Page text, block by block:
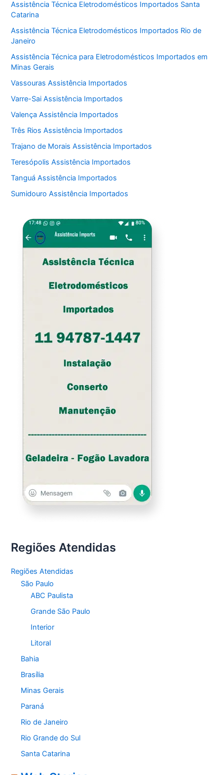
Assistência Técnica Eletrodomésticos Importados Santa
Catarina
Assistência Técnica Eletrodomésticos Importados Rio de
Janeiro
Assistência Técnica para Eletrodomésticos Importados em
Minas Gerais
Vassouras Assistência Importados
Varre-Sai Assistência Importados
Valença Assistência Importados
Três Rios Assistência Importados
Trajano de Morais Assistência Importados
Teresópolis Assistência Importados
Tanguá Assistência Importados
Sumidouro Assistência Importados
Regiões Atendidas
Regiões Atendidas
São Paulo
ABC Paulista
Grande São Paulo
Interior
Litoral
Bahia
Brasília
Minas Gerais
Paraná
Rio de Janeiro
Rio Grande do Sul
Santa Catarina